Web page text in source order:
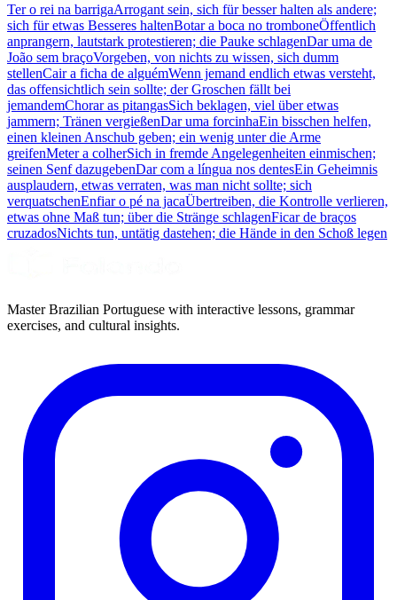
Ter o rei na barrigaArrogant sein, sich für besser halten als andere;
sich für etwas Besseres haltenBotar a boca no tromboneÖffentlich
anprangern, lautstark protestieren; die Pauke schlagenDar uma de
João sem braçoVorgeben, von nichts zu wissen, sich dumm
stellenCair a ficha de alguémWenn jemand endlich etwas versteht,
das offensichtlich sein sollte; der Groschen fällt bei
jemandemChorar as pitangasSich beklagen, viel über etwas
jammern; Tränen vergießenDar uma forcinhaEin bisschen helfen,
einen kleinen Anschub geben; ein wenig unter die Arme
greifenMeter a colherSich in fremde Angelegenheiten einmischen;
seinen Senf dazugebenDar com a língua nos dentesEin Geheimnis
ausplaudern, etwas verraten, was man nicht sollte; sich
verquatschenEnfiar o pé na jacaÜbertreiben, die Kontrolle verlieren,
etwas ohne Maß tun; über die Stränge schlagenFicar de braços
cruzadosNichts tun, untätig dastehen; die Hände in den Schoß legen
Master Brazilian Portuguese with interactive lessons, grammar
exercises, and cultural insights.